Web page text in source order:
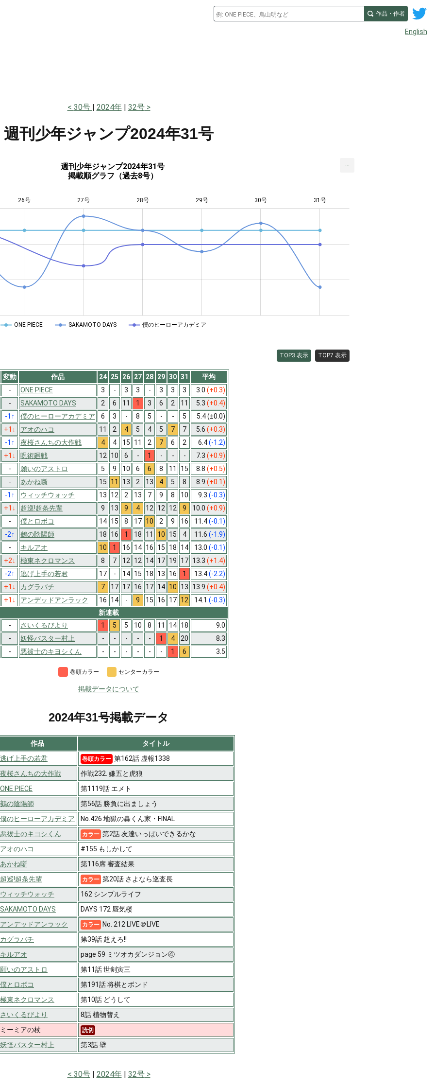
作品・作者
English
30号 2024年 32号
週刊少年ジャンプ2024年31号
週刊少年ジャンプ2024年31号
掲載順グラフ（過去8号）
26号 27号 28号 29号 30号 31号
ONE PIECE SAKAMOTO DAYS 僕のヒーローアカデミア
TOP3 表示 TOP7 表示
変動 作品 24 25 26 27 28 29 30 31
平均
- ONE PIECE 3 - 3 3 - 3 3 3 3.0 (+0.3)
- SAKAMOTO DAYS 2 6 11 1 3 6 2 11 5.3 (+0.4)
-1 ↑ 僕のヒーローアカデミア 6 3 - 8 5 - - 5 5.4(±0.0)
+1 ↓ アオのハコ 11 2 4 5 4 5 7 7 5.6 (+0.3)
-1 ↑ 夜桜さんちの大作戦 4 4 15 11 2 7 6 2 6.4(-1.2)
+1 ↓ 呪術廻戦 12 10 6 - 1 - - - 7.3 (+0.9)
- 願いのアストロ 5 9 10 6 6 8 11 15 8.8 (+0.5)
- あかね噺 15 11 13 2 13 4 5 8 8.9 (+0.1)
-1 ↑ ウィッチウォッチ 13 12 2 13 7 9 8 10 9.3 (-0.3)
+1 ↓ 超巡!超条先輩 9 13 9 4 12 12 12 9 10.0 (+0.9)
- 僕とロボコ 14 15 8 17 10 2 9 16 11.4(-0.1)
-2↑ 鵺の陰陽師 18 16 1 18 11 10 15 4 11.6 (-1.9)
- キルアオ 10 1 16 14 16 15 18 14 13.0 (-0.1)
+2↓ 極東ネクロマンス 8 7 12 12 14 17 19 17 13.3 (+1.4)
-2↑ 逃げ上手の若君 17 - 14 15 18 13 16 1 13.4(-2.2)
+1 ↓ カグラバチ 7 17 17 16 17 14 10 13 13.9 (+0.4)
+1 ↓ アンデッドアンラック 16 14 - 9 15 16 17 12 14.1 (-0.3)
新連載
- さいくるびより 1 5 5 10 8 11 14 18
9.0
- 妖怪バスター村上 - - - - - 1 4 20
8.3
- 悪祓士のキヨシくん - - - - - - 1 6 3.5
巻頭カラー センターカラー
掲載データについて
2024年31号掲載データ
作品
タイトル
逃げ上手の若君 巻頭カラー 第162話 虚報1338
夜桜さんちの大作戦
作戦232. 嫌五と虎狼
ONE PIECE
第1119話 エメト
鵺の陰陽師
第56話 勝負に出ましょう
僕のヒーローアカデミア
No.426 地獄の轟くん家・FINAL
悪祓士のキヨシくん カラー 第2話 友達いっぱいできるかな
アオのハコ
#155 もしかして
あかね噺
第116席 審査結果
超巡!超条先輩 カラー 第20話 さよなら巡査長
ウィッチウォッチ
162 シンプルライフ
SAKAMOTO DAYS
DAYS 172 蜃気楼
アンデッドアンラック カラー No. 212 LIVE＠LIVE
カグラバチ
第39話 超えろ!!
キルアオ
page 59 ミツオカダンジョン④
願いのアストロ
第11話 世剣寅三
僕とロボコ
第191話 将棋とボンド
極東ネクロマンス
第10話 どうして
さいくるびより
8話 植物替え
ミーミアの杖 読切
妖怪バスター村上 第3話 壁
30号 2024年 32号